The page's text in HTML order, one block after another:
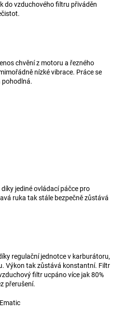
do vzduchového filtru přiváděn
chvění z motoru a řezného
nízké vibrace. Práce se
pohodlná.
jediné ovládací páčce pro
ruka tak stále bezpečně zůstává
regulační jednotce v karburátoru,
Výkon tak zůstává konstantní. Filtr
filtr ucpáno více jak 80%
přerušení.